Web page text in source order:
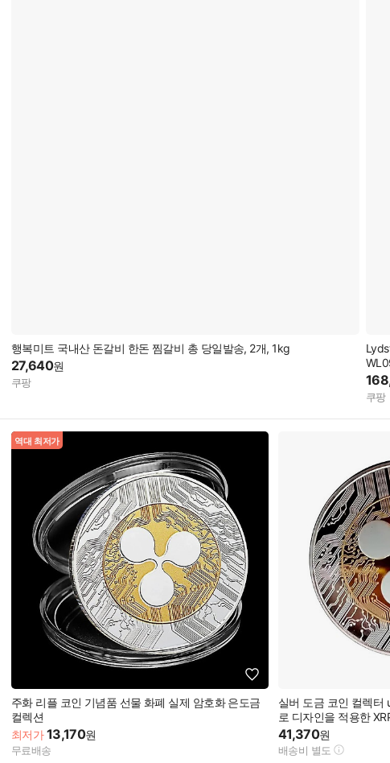
행복미트 국내산 돈갈비 한돈 찜갈비 총 당일발송, 2개, 1kg
27,640원
쿠팡
쿠팡
역대 최저가
주화 리플 코인 기념품 선물 화폐 실제 암호화 은도금
컬렉션
최저가 13,170원
무료배송
실버 도금 코인 컬렉터
로 디자인을 적용한
41,370원
배송비 별도